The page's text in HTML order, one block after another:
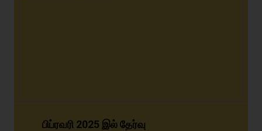
பிப்ரவரி 2025 இல் தேர்வு